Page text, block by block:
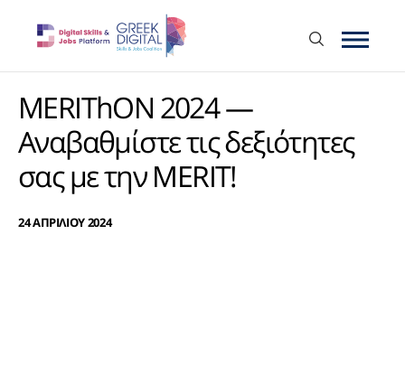
MERIThON 2024 —
Αναβαθμίστε τις δεξιότητες
σας με την MERIT!
24 ΑΠΡΙΛΙΟΥ 2024